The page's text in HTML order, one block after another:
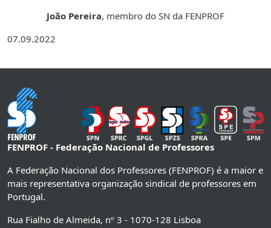
João Pereira, membro do SN da FENPROF
07.09.2022
FENPROF - Federação Nacional de Professores
A Federação Nacional dos Professores (FENPROF) é a maior e
mais representativa organização sindical de professores em
Portugal.
Rua Fialho de Almeida, nº 3 - 1070-128 Lisboa